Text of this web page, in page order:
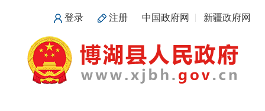
登录 注册 中国政府网 新疆政府网